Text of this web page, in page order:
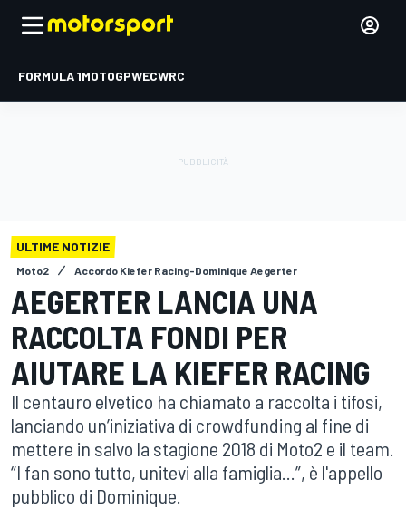
FORMULA 1MOTOGPWECWRC
ULTIME NOTIZIE
Moto2 Accordo Kiefer Racing-Dominique Aegerter
AEGERTER LANCIA UNA
RACCOLTA FONDI PER
AIUTARE LA KIEFER RACING
Il centauro elvetico ha chiamato a raccolta i tifosi,
lanciando un’iniziativa di crowdfunding al fine di
mettere in salvo la stagione 2018 di Moto2 e il team.
“I fan sono tutto, unitevi alla famiglia...”, è l'appello
pubblico di Dominique.